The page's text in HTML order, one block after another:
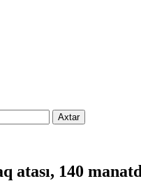
atası, 140